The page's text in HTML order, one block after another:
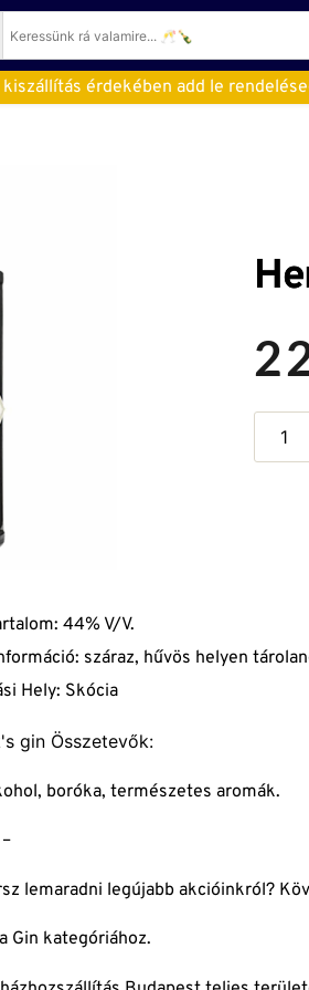
kiszállítás érdekében add le
44% V/V.
száraz, hűvös helyen
Hely: Skócia
gin Összetevők:
boróka, természetes aromák.
lemaradni legújabb akcióinkról?
Gin kategóriához.